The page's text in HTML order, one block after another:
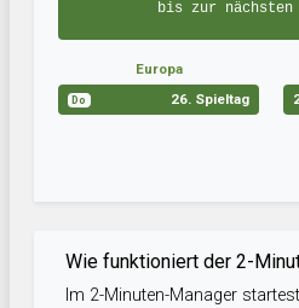
bis zur nächsten
Europa
Do 26. Spieltag
Wie funktioniert der 2-
Im 2-Minuten-Manager